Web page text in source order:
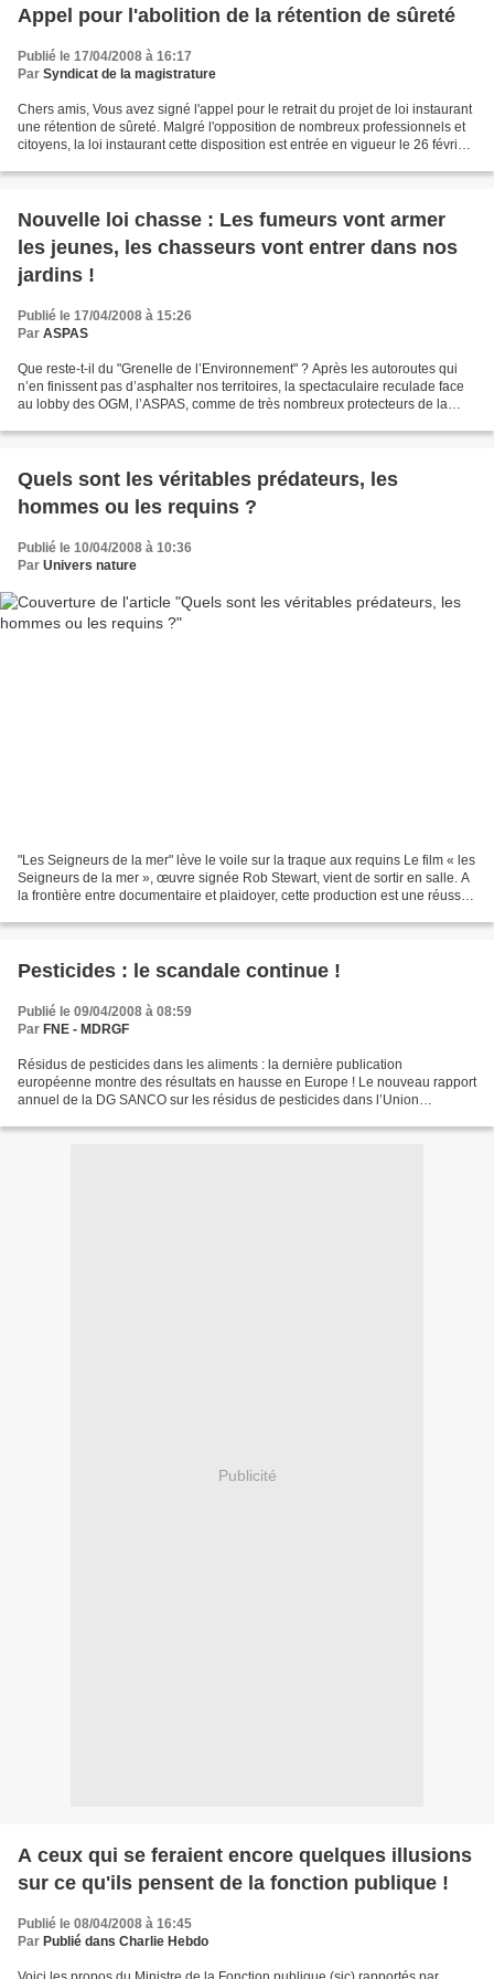
Appel pour l'abolition de la rétention de sûreté
Publié le 17/04/2008 à 16:17
Par Syndicat de la magistrature
Chers amis, Vous avez signé l'appel pour le retrait du projet de loi instaurant
une rétention de sûreté. Malgré l'opposition de nombreux professionnels et
citoyens, la loi instaurant cette disposition est entrée en vigueur le 26 février
Nouvelle loi chasse : Les fumeurs vont armer
les jeunes, les chasseurs vont entrer dans nos
jardins !
Publié le 17/04/2008 à 15:26
Par ASPAS
Que reste-t-il du "Grenelle de l’Environnement" ? Après les autoroutes qui
n’en finissent pas d’asphalter nos territoires, la spectaculaire reculade face
au lobby des OGM, l’ASPAS, comme de très nombreux protecteurs de la
Quels sont les véritables prédateurs, les
hommes ou les requins ?
Publié le 10/04/2008 à 10:36
Par Univers nature
"Les Seigneurs de la mer" lève le voile sur la traque aux requins Le film « les
Seigneurs de la mer », œuvre signée Rob Stewart, vient de sortir en salle. A
la frontière entre documentaire et plaidoyer, cette production est une réussite
Pesticides : le scandale continue !
Publié le 09/04/2008 à 08:59
Par FNE - MDRGF
Résidus de pesticides dans les aliments : la dernière publication
européenne montre des résultats en hausse en Europe ! Le nouveau rapport
annuel de la DG SANCO sur les résidus de pesticides dans l’Union
Publicité
A ceux qui se feraient encore quelques illusions
sur ce qu'ils pensent de la fonction publique !
Publié le 08/04/2008 à 16:45
Par Publié dans Charlie Hebdo